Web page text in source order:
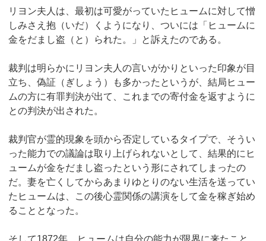
リヨン夫人は、最初は可愛がっていたヒュームに対して憎
しみさえ抱（いだ）くようになり、ついには「ヒュームに
金をだまし盗（と）られた。」と訴えたのである。
裁判は明らかにリヨン夫人の言いがかりといった印象が目
立ち、偽証（ぎしょう）も多かったというが、結局ヒュー
ムの方に有罪判決が出て、これまでの寄付金を返すように
との判決が出された。
裁判官が霊的現象を頭から否定しているタイプで、そうい
った能力での議論は取り上げられないとして、結果的にヒ
ュームが金をだまし盗ったという形にされてしまったの
だ。妻を亡くしてからあまりゆとりのない生活を送ってい
たヒュームは、この後心霊関係の講演をして金を稼ぎ始め
ることとなった。